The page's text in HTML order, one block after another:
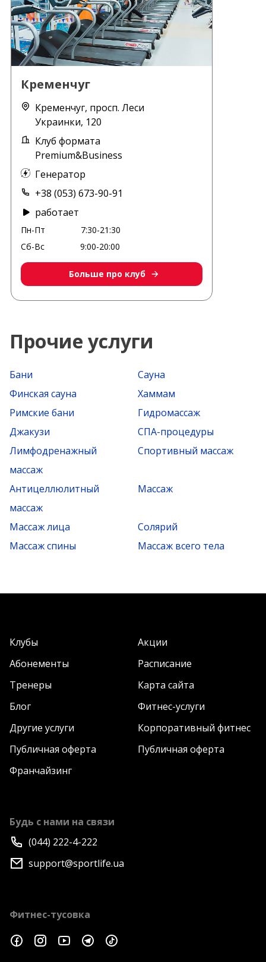
Кременчуг
Кременчуг, просп. Леси
Украинки, 120
Клуб формата
Premium&Business
Генератор
+38 (053) 673-90-91
работает
Пн-Пт
7:30-21:30
Сб-Вс
9:00-20:00
Больше про клуб
Прочие услуги
Бани
Сауна
Финская сауна
Хаммам
Римские бани
Гидромассаж
Джакузи
СПА-процедуры
Лимфодренажный
массаж
Спортивный массаж
Антицеллюлитный
массаж
Массаж
Массаж лица
Солярий
Массаж спины
Массаж всего тела
Клубы
Акции
Абонементы
Расписание
Тренеры
Карта сайта
Блог
Фитнес-услуги
Другие услуги
Корпоративный фитнес
Публичная оферта
Публичная оферта
Франчайзинг
Будь с нами на связи
(044) 222-4-222
support@sportlife.ua
Фитнес-тусовка